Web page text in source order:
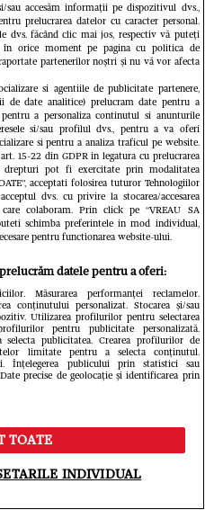
Iustina Loghin și
experiența
căsătorit, au
fetițe, iar ea este
sau accesăm informații pe dispozitivul dvs.,
prelucrarea datelor cu caracter personal.
dvs. făcând clic mai jos, respectiv vă puteți
orice moment pe pagina cu politica de
partenerilor noștri și nu vă vor afecta
si agentiile de publicitate partenere,
date analitice) prelucram date pentru a
a personaliza continutul si anunturile
si/sau profilul dvs., pentru a va oferi
si pentru a analiza traficul pe website.
15-22 din GDPR in legatura cu prelucrarea
drepturi pot fi exercitate prin modalitatea
acceptati folosirea tuturor Tehnologiilor
dvs. cu privire la stocarea/accesarea
colaboram. Prin click pe “VREAU SA
schimba preferintele in mod individual,
pentru functionarea website-ului.
datele pentru a oferi:
Măsurarea performanței reclamelor.
conținutului personalizat. Stocarea și/sau
Utilizarea profilurilor pentru selectarea
pentru publicitate personalizată.
publicitatea. Crearea profilurilor de
limitate pentru a selecta conținutul.
Înțelegerea publicului prin statistici sau
precise de geolocație și identificarea prin
TOATE
INDIVIDUAL